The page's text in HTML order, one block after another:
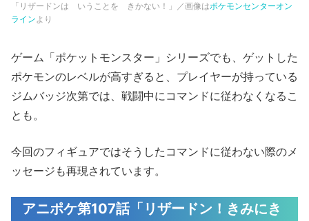
「リザードンは いうことを きかない！」／画像はポケモンセンターオン
ライン より
ゲーム「ポケットモンスター」シリーズでも、ゲットした
ポケモンのレベルが高すぎると、プレイヤーが持っている
ジムバッジ次第では、戦闘中にコマンドに従わなくなるこ
とも。
今回のフィギュアではそうしたコマンドに従わない際のメ
ッセージも再現されています。
アニポケ第107話「リザードン！きみにき